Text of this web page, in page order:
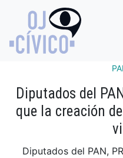
Diputados del
que la creación
Diputados del PAN,